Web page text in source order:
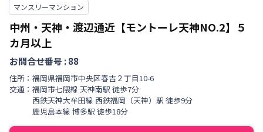
マンスリーマンション
中州・天神・渡辺通近【モントーレ天神NO.2】５
カ月以上
お問合せ番号 :88
住所： 福岡県福岡市中央区春吉 ２丁目10-6
交通： 福岡市七隈線 天神南駅 徒歩7分
西鉄天神大牟田線 西鉄福岡（天神）駅 徒歩9分
鹿児島本線 博多駅 徒歩18分